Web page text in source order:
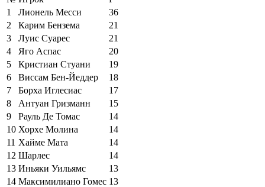
1
Лионель Месси
36
2
Карим Бензема
21
3
Луис Суарес
21
4
Яго Аспас
20
5
Кристиан Стуани
19
6
Виссам Бен-Йеддер
18
7
Борха Иглесиас
17
8
Антуан Гризманн
15
9
Рауль Де Томас
14
10 Хорхе Молина
14
11 Хайме Мата
14
12 Шарлес
14
13 Иньяки Уильямс
13
14 Максимилиано Гомес 13